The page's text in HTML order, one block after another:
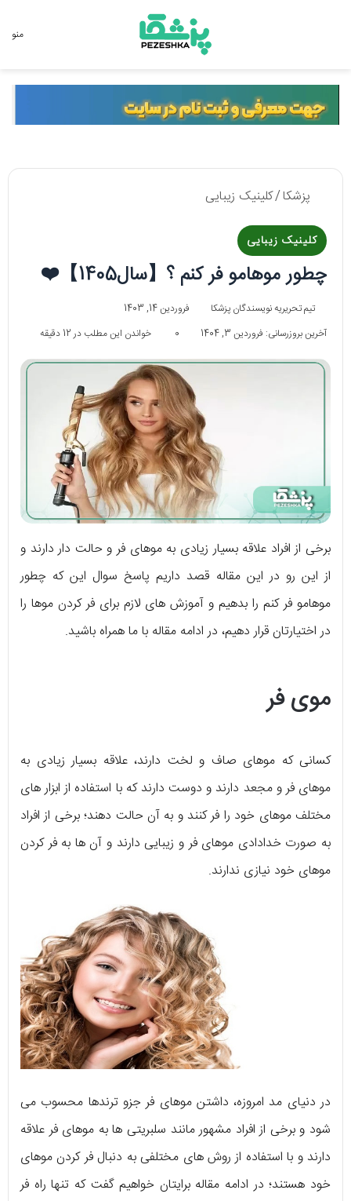
منو
پزشکا/کلینیک زیبایی
کلینیک زیبایی
چطور موهامو فر کنم ؟【سال1405】❤️
تیم تحریریه نویسندگان پزشکا
فروردین 14, 1403
آخرین بروزرسانی: فروردین 3, 1404
0 خواندن این مطلب در 12 دقیقه
برخی از افراد علاقه بسیار زیادی به موهای فر و حالت دار دارند و
از این رو در این مقاله قصد داریم پاسخ سوال این که چطور
موهامو فر کنم را بدهیم و آموزش های لازم برای فر کردن موها را
در اختیارتان قرار دهیم، در ادامه مقاله با ما همراه باشید.
موی فر
کسانی که موهای صاف و لخت دارند، علاقه بسیار زیادی به
موهای فر و مجعد دارند و دوست دارند که با استفاده از ابزار های
مختلف موهای خود را فر کنند و به آن حالت دهند؛ برخی از افراد
به صورت خدادادی موهای فر و زیبایی دارند و آن ها به فر کردن
موهای خود نیازی ندارند.
در دنیای مد امروزه، داشتن موهای فر جزو ترندها محسوب می
شود و برخی از افراد مشهور مانند سلبریتی ها به موهای فر علاقه
دارند و با استفاده از روش های مختلفی به دنبال فر کردن موهای
خود هستند؛ در ادامه مقاله برایتان خواهیم گفت که تنها راه فر